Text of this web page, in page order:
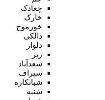
چغادک
خارک
خورموج
دالکی
دلوار
ریز
سعدآباد
سیراف
شبانکاره
شنبه